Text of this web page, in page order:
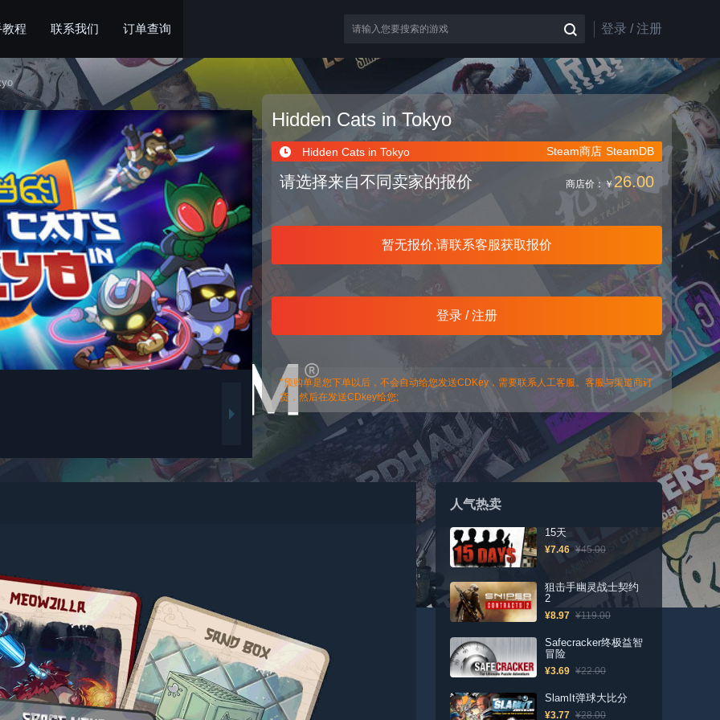
程 联系我们 订单查询 登录 / 注册
Hidden Cats in Tokyo
Hidden Cats in Tokyo SteamDB
Steam商店
请选择来自不同卖家的报价 商店价： ￥26.00
暂无报价,请联系客服获取报价
登录 / 注册
*预购单是您下单以后，不会自动给您发送CDKey，需要联系人工客服。客服与渠道商订
货，然后在发送CDkey给您;
人气热卖
15天
¥7.46 ¥45.00
狙击手幽灵战士契约
2
¥8.97 ¥119.00
Safecracker终极益智
冒险
¥3.69 ¥22.00
SlamIt弹球大比分
¥3.77 ¥28.00